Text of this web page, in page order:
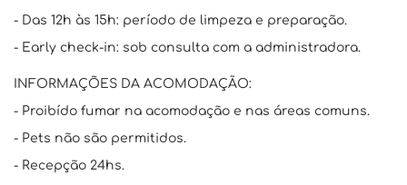
- Das 12h às 15h: período de limpeza e preparação.
- Early check-in: sob consulta com a administradora.
INFORMAÇÕES DA ACOMODAÇÃO:
- Proibído fumar na acomodação e nas áreas comuns.
- Pets não são permitidos.
- Recepção 24hs.